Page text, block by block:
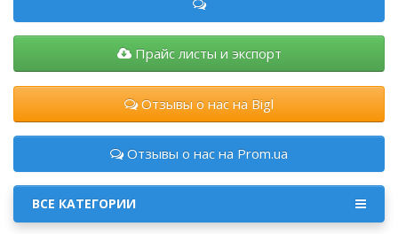
Прайс листы и экспорт
Отзывы о нас на Bigl
Отзывы о нас на Prom.ua
ВСЕ КАТЕГОРИИ